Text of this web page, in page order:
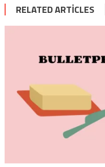
RELATED ARTICLES